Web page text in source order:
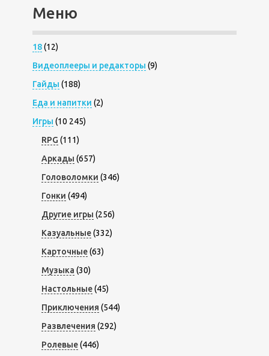
Меню
18(12)
Видеоплееры и редакторы (9)
Гайды (188)
Еда и напитки (2)
Игры (10 245)
RPG (111)
Аркады (657)
Головоломки (346)
Гонки (494)
Другие игры (256)
Казуальные(332)
Карточные(63)
Музыка (30)
Настольные(45)
Приключения (544)
Развлечения (292)
Ролевые(446)